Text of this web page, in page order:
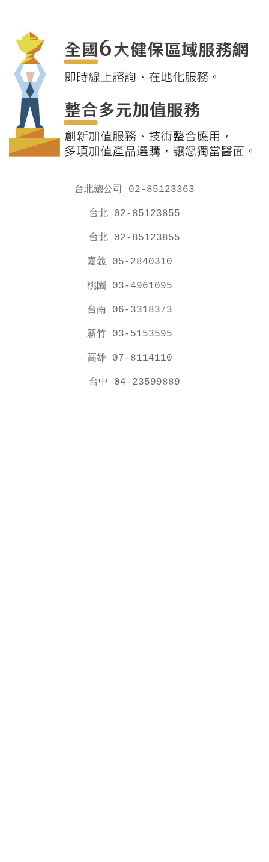
台北總公司 02-85123363
台北 02-85123855
台北 02-85123855
嘉義 05-2840310
桃園 03-4961095
台南 06-3318373
新竹 03-5153595
高雄 07-8114110
台中 04-23599889